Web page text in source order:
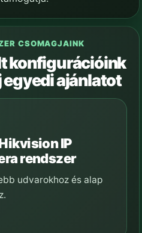
CSOMAGJAINK
konfigurációink
egyedi ajánlatot
IP
rendszer
udvarokhoz és alap